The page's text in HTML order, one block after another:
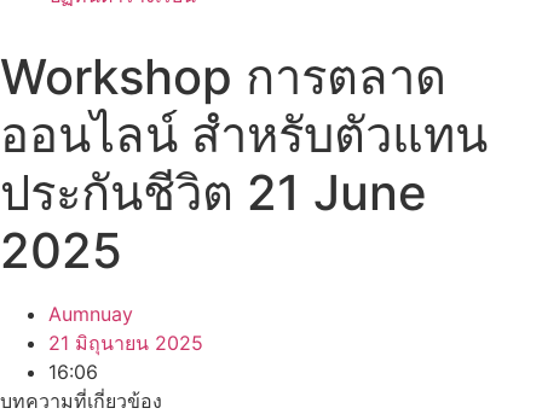
Workshop การตลาด
ออนไลน์ สำหรับตัวแทน
ประกันชีวิต 21 June
2025
Aumnuay
21 มิถุนายน 2025
16:06
บทความที่เกี่ยวข้อง